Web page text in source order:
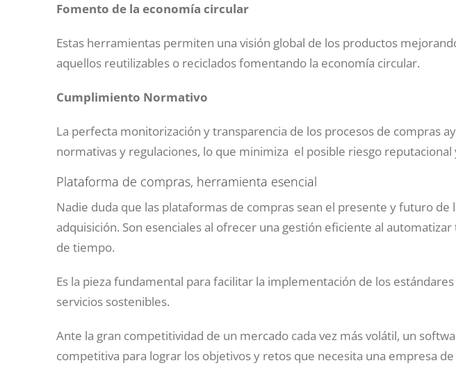
Fomento de la economía circular
Estas herramientas permiten una visión global de los productos
aquellos reutilizables o reciclados fomentando la economía circular.
Cumplimiento Normativo
La perfecta monitorización y transparencia de los procesos de compras
normativas y regulaciones, lo que minimiza el posible riesgo reputacional
Plataforma de compras, herramienta esencial
Nadie duda que las plataformas de compras sean el presente y futuro
adquisición. Son esenciales al ofrecer una gestión eficiente al
de tiempo.
Es la pieza fundamental para facilitar la implementación de los
servicios sostenibles.
Ante la gran competitividad de un mercado cada vez más volátil, un
competitiva para lograr los objetivos y retos que necesita una empresa